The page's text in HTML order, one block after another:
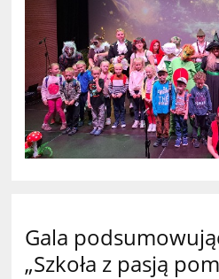
Gala
„Szkoła z pasją